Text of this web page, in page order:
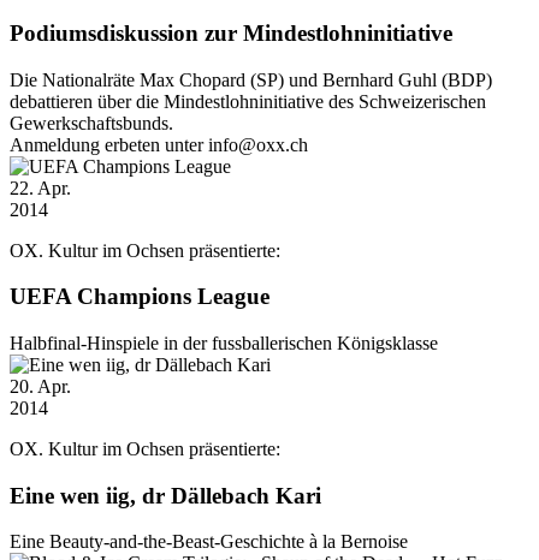
Podiumsdiskussion zur Mindestlohninitiative
Die Nationalräte Max Chopard (SP) und Bernhard Guhl (BDP)
debattieren über die Mindestlohninitiative des Schweizerischen
Gewerkschaftsbunds.
Anmeldung erbeten unter info@oxx.ch
22. Apr.
2014
OX. Kultur im Ochsen präsentierte:
UEFA Champions League
Halbfinal-Hinspiele in der fussballerischen Königsklasse
20. Apr.
2014
OX. Kultur im Ochsen präsentierte:
Eine wen iig, dr Dällebach Kari
Eine Beauty-and-the-Beast-Geschichte à la Bernoise